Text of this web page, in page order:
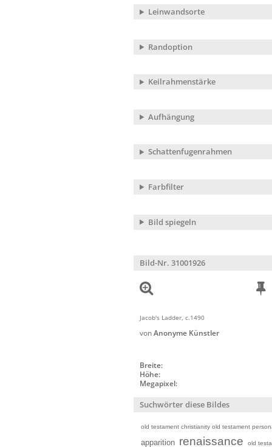
Leinwandsorte
Randoption
Keilrahmenstärke
Aufhängung
Schattenfugenrahmen
Farbfilter
Bild spiegeln
Bild-Nr. 31001926
Jacob's Ladder, c.1490
vonAnonyme Künstler
Breite:
Höhe:
Megapixel:
Suchwörter diese Bildes
old testament christianity old testament
apparition renaissance old